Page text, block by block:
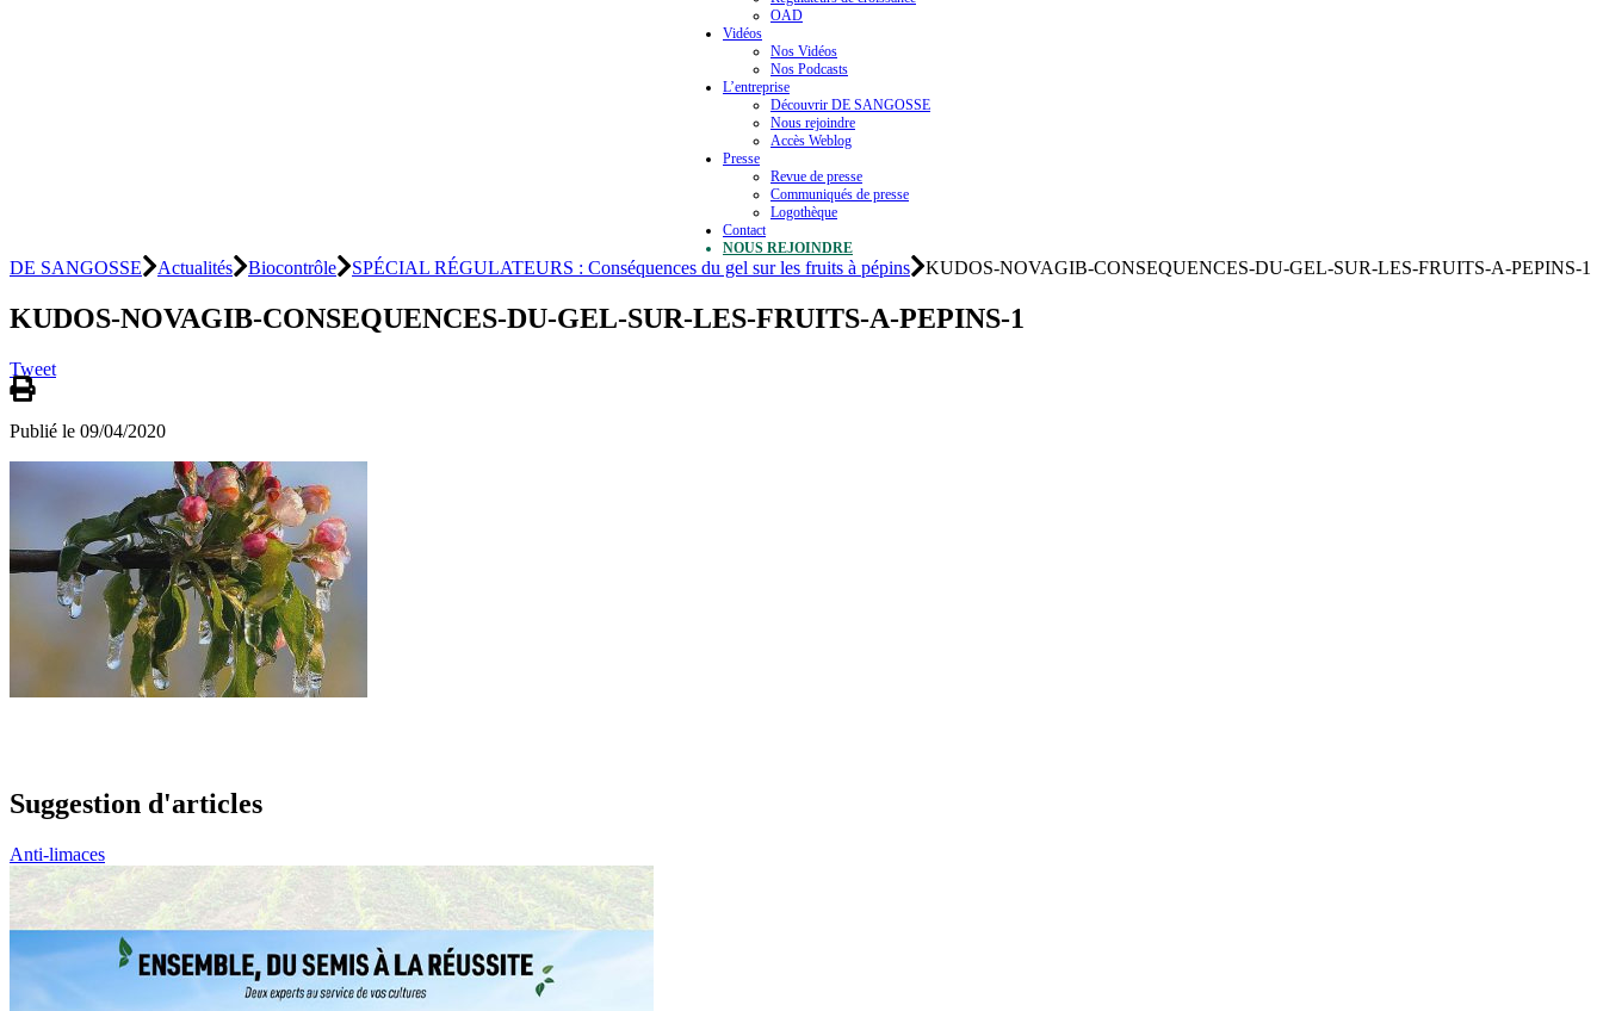
OAD
Vidéos
Nos Vidéos
Nos Podcasts
L’entreprise
Découvrir DE SANGOSSE
Nous rejoindre
Accès Weblog
Presse
Revue de presse
Communiqués de presse
Logothèque
Contact
NOUS REJOINDRE
DE SANGOSSE Actualités Biocontrôle SPÉCIAL RÉGULATEURS : Conséquences du gel sur les fruits à pépins KUDOS-NOVAGIB-CONSEQUENCES-DU-GEL-SUR-LES-FRUITS-A-PEPINS-1
KUDOS-NOVAGIB-CONSEQUENCES-DU-GEL-SUR-LES-FRUITS-A-PEPINS-1
Tweet
Publié le 09/04/2020
Suggestion d'articles
Anti-limaces